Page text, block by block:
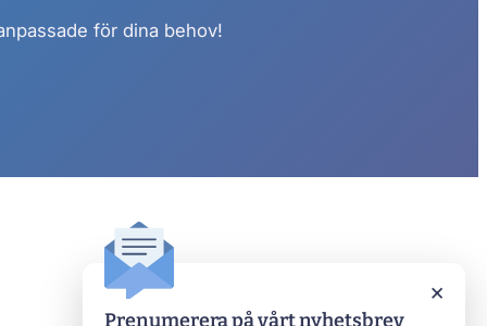
för dina behov!
Axotan ×
Prenumerera på vårt nyhetsbrev